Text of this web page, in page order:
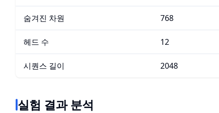
숨겨진 차원 768
헤드 수 12
시퀀스 길이 2048
실험 결과 분석